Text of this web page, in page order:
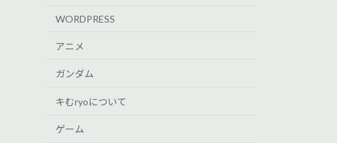
WORDPRESS
アニメ
ガンダム
キむryoについて
ゲーム